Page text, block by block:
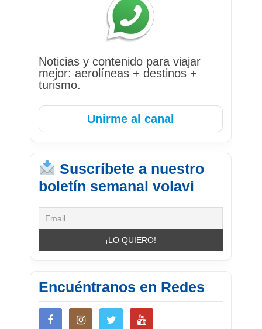
Noticias y contenido para viajar
mejor: aerolíneas + destinos +
turismo.
Unirme al canal
Suscríbete a nuestro
boletín semanal volavi
Encuéntranos en Redes